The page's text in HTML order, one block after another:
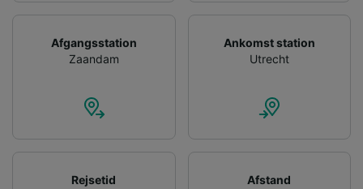
Afgangsstation
Zaandam
Ankomst station
Utrecht
Rejsetid Afstand